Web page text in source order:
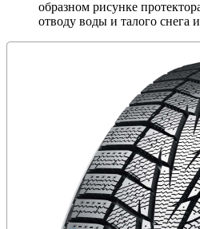
образном рисунке
отводу воды и талого снега